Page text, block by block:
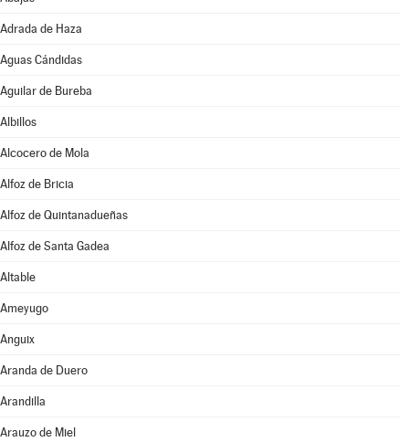
Adrada de Haza
Aguas Cándidas
Aguilar de Bureba
Albillos
Alcocero de Mola
Alfoz de Bricia
Alfoz de Quintanadueñas
Alfoz de Santa Gadea
Altable
Ameyugo
Anguix
Aranda de Duero
Arandilla
Arauzo de Miel